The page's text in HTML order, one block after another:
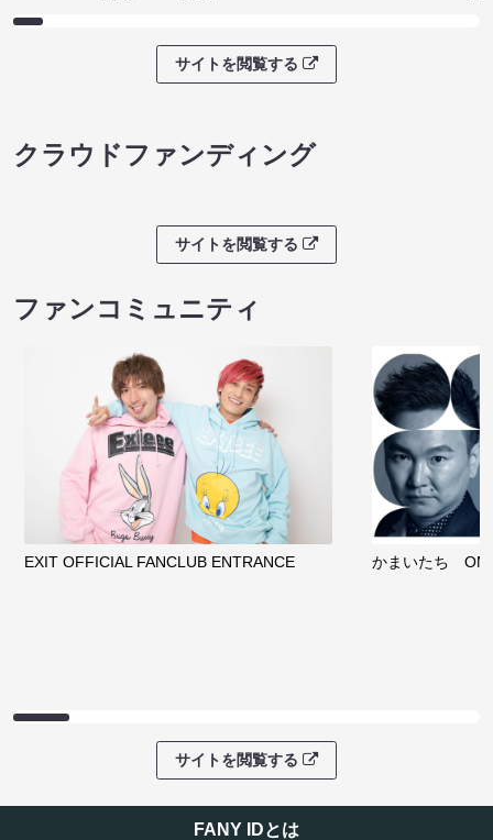
サイトを閲覧する
クラウドファンディング
サイトを閲覧する
ファンコミュニティ
EXIT OFFICIAL FANCLUB ENTRANCE かまいたち
サイトを閲覧する
FANY IDとは